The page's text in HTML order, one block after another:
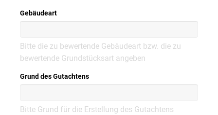
Gebäudeart
Bitte die zu bewertende Gebäudeart bzw. die zu
bewertende Grundstücksart angeben
Grund des Gutachtens
Bitte Grund für die Erstellung des Gutachtens